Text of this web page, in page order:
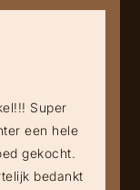
Super
een hele
gekocht.
bedankt